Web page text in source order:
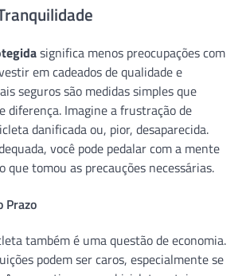
significa menos preocupações com
em cadeados de qualidade e
seguros são medidas simples que
diferença. Imagine a frustração de
danificada ou, pior, desaparecida.
você pode pedalar com a mente
que tomou as precauções necessárias.
Prazo
também é uma questão de economia.
podem ser caros, especialmente se